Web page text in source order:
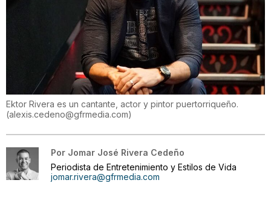
Ektor Rivera es un cantante, actor y pintor puertorriqueño.
(alexis.cedeno@gfrmedia.com)
Por Jomar José Rivera Cedeño
Periodista de Entretenimiento y Estilos de Vida
jomar.rivera@gfrmedia.com